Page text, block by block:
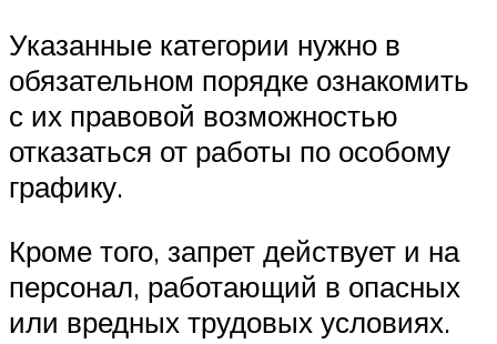
Указанные категории нужно в
обязательном порядке ознакомить
с их правовой возможностью
отказаться от работы по особому
графику.
Кроме того, запрет действует и на
персонал, работающий в опасных
или вредных трудовых условиях.